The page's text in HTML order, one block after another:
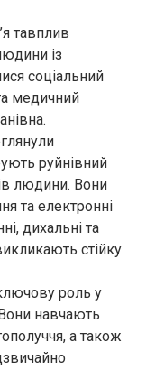
тавплив
із
соціальний
медичний
руйнівний
людини. Вони
та електронні
дихальні та
стійку
ключову роль у
навчають
а також